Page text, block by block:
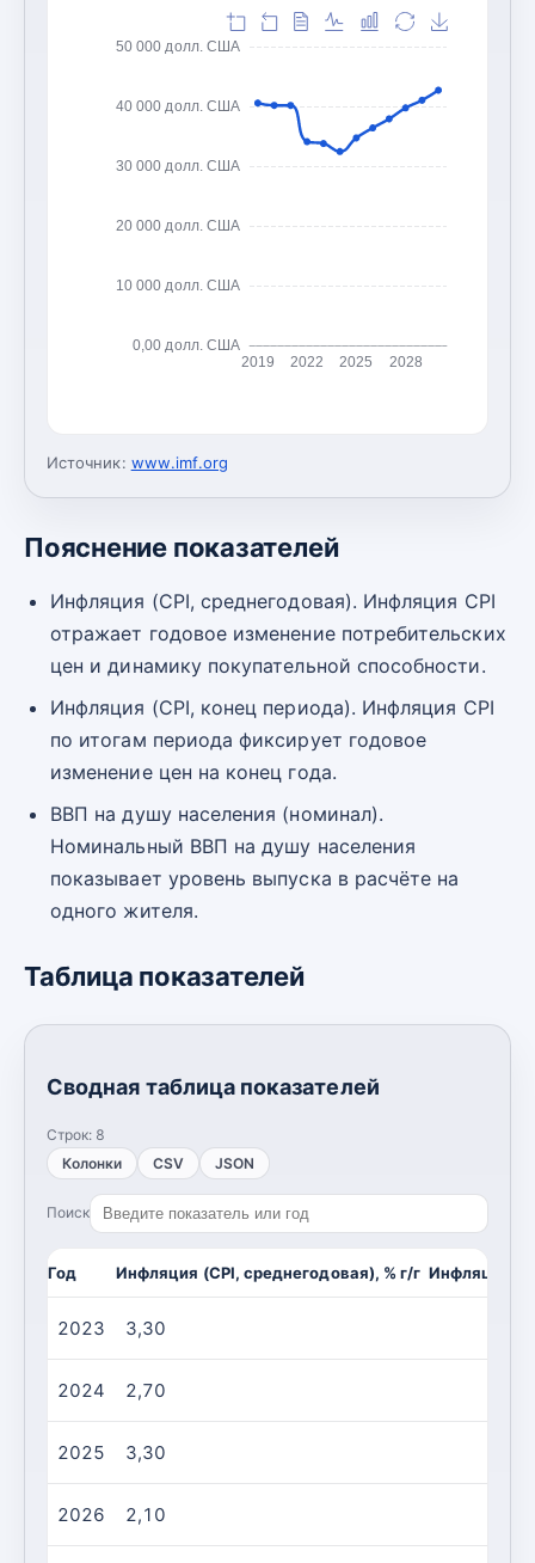
0,00 долл. США
10 000 долл. США
20 000 долл. США
30 000 долл. США
40 000 долл. США
50 000 долл. США
2019 2022 2025 2028
Источник: www.imf.org
Пояснение показателей
Инфляция (CPI, среднегодовая). Инфляция CPI
отражает годовое изменение потребительских
цен и динамику покупательной способности.
Инфляция (CPI, конец периода). Инфляция CPI
по итогам периода фиксирует годовое
изменение цен на конец года.
ВВП на душу населения (номинал).
Номинальный ВВП на душу населения
показывает уровень выпуска в расчёте на
одного жителя.
Таблица показателей
Сводная таблица показателей
Строк: 8
Колонки
CSV JSON
Поиск
Год Инфляция (CPI, среднегодовая), % г/г Инфляция
2023 3,30
2024 2,70
2025 3,30
2026 2,10